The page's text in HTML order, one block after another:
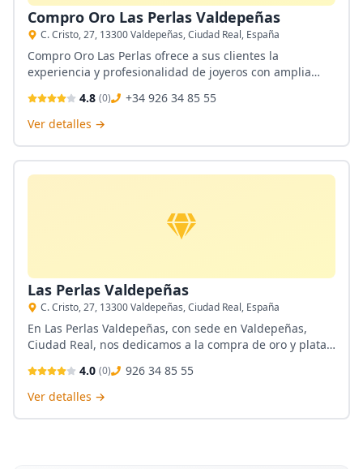
Compro Oro Las Perlas Valdepeñas
C. Cristo, 27, 13300 Valdepeñas, Ciudad Real, España
Compro Oro Las Perlas ofrece a sus clientes la
experiencia y profesionalidad de joyeros con amplia
oro, cuentan con casa de empeños, joyería y taller de
grabados. Si desea, aquí puede vender su reloj de alta
4.8 (0)
+34 926 34 85 55
Ver detalles →
Las Perlas Valdepeñas
C. Cristo, 27, 13300 Valdepeñas, Ciudad Real, España
En Las Perlas Valdepeñas, con sede en Valdepeñas,
Ciudad Real, nos dedicamos a la compra de oro y plata,
transparente. Nuestro compromiso es garantizar valor
real por tus metales preciosos, brindando un trato
4.0 (0)
926 34 85 55
Ver detalles →